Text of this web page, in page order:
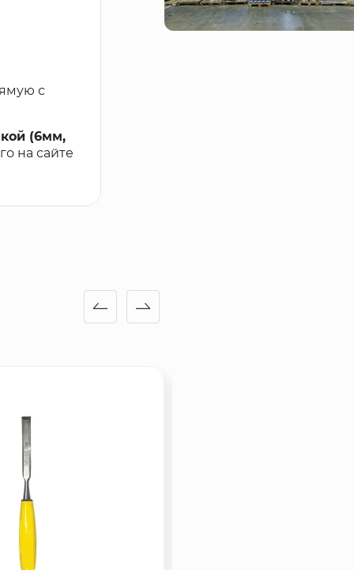
с
(6мм,
на сайте